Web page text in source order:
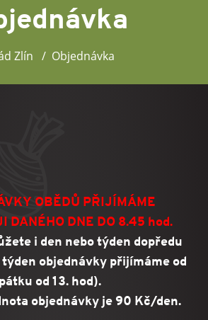
Zlín Objednávka
OBĚDŮ PŘIJÍMÁME
DANÉHO DNE DO 8.45 hod.
i den nebo týden dopředu
objednávky přijímáme od
pátku od 13. hod).
objednávky je 90 Kč/den.